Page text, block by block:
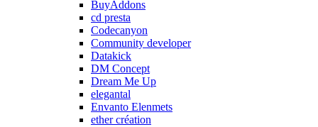
BuyAddons
cd presta
Codecanyon
Community developer
Datakick
DM Concept
Dream Me Up
elegantal
Envanto Elenmets
ether création